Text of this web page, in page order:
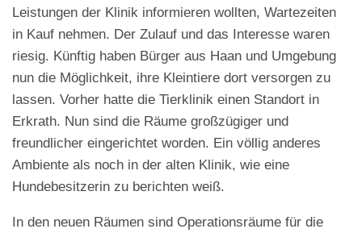
Leistungen der Klinik informieren wollten, Wartezeiten
in Kauf nehmen. Der Zulauf und das Interesse waren
riesig. Künftig haben Bürger aus Haan und Umgebung
nun die Möglichkeit, ihre Kleintiere dort versorgen zu
lassen. Vorher hatte die Tierklinik einen Standort in
Erkrath. Nun sind die Räume großzügiger und
freundlicher eingerichtet worden. Ein völlig anderes
Ambiente als noch in der alten Klinik, wie eine
Hundebesitzerin zu berichten weiß.
In den neuen Räumen sind Operationsräume für die